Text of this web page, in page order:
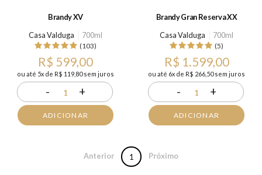
Brandy XV
Casa Valduga
700ml
(103)
R$ 599,00
ou até 5x de R$ 119,80 sem juros
- 1 +
ADICIONAR
Brandy Gran Reserva XX
Casa Valduga
700ml
(5)
R$ 1.599,00
ou até 6x de R$ 266,50 sem juros
- 1 +
ADICIONAR
Anterior 1 Próximo